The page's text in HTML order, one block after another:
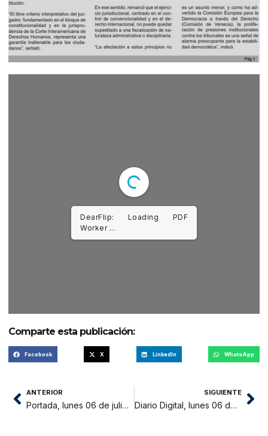
DearFlip: Loading PDF
Worker ...
Comparte esta publicación:
Facebook X LinkedIn WhatsApp
ANTERIOR
Portada, lunes 06 de julio 2026
SIGUIENTE
Diario Digital, lunes 06 de julio 2026